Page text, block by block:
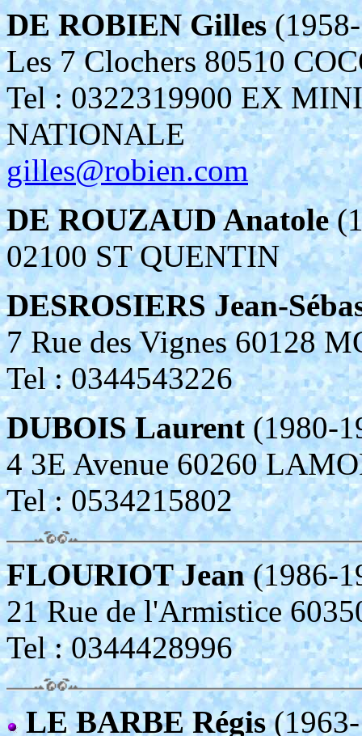
DE ROBIEN Gilles
Les 7 Clochers 80510
Tel : 0322319900 EX
NATIONALE
gilles@robien.com
DE ROUZAUD Anatole
02100 ST QUENTIN
DESROSIERS Jean-
7 Rue des Vignes 60128
Tel : 0344543226
DUBOIS Laurent(1980-
4 3E Avenue 60260
Tel : 0534215802
FLOURIOT Jean(1986-
21 Rue de l'Armistice
Tel : 0344428996
LE BARBE Régis